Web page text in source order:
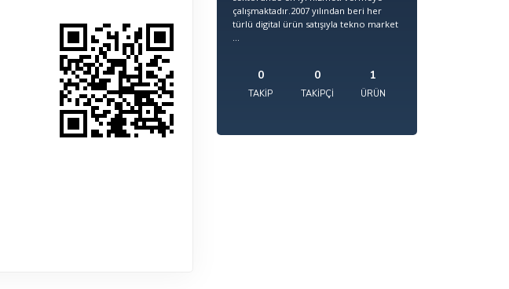
çalışmaktadır.2007 yılından beri her
türlü digital ürün satışıyla tekno market
0
TAKIP
0
TAKIPÇI
1
ÜRÜN